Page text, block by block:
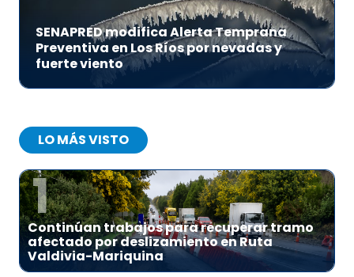
SENAPRED modifica Alerta Temprana
Preventiva en Los Ríos por nevadas y
fuerte viento
LO MÁS VISTO
1
Continúan trabajos para recuperar tramo
afectado por deslizamiento en Ruta
Valdivia-Mariquina